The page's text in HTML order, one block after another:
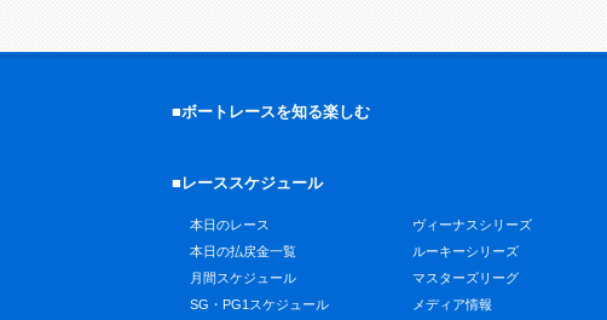
■ボートレースを知る楽しむ
■レーススケジュール
本日のレース
本日の払戻金一覧
月間スケジュール
SG・PG1スケジュール
ヴィーナスシリーズ
ルーキーシリーズ
マスターズリーグ
メディア情報